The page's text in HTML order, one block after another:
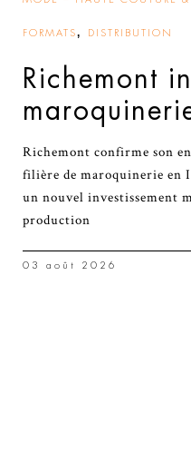
FORMATS, DISTRIBUTION
Richemont
Richemont confirme son
filière de maroquinerie en
un nouvel investissement
production
03 août 2026